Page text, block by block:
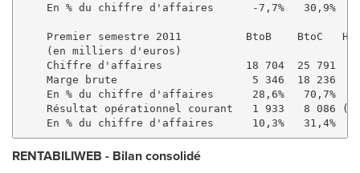
En % du chiffre d'affaires      -7,7%   30,9%
Premier semestre 2011          BtoB    BtoC
    (en milliers d'euros)
Chiffre d'affaires             18 704  25 791
Marge brute                     5 346  18 236
En % du chiffre d'affaires      28,6%   70,7%
Résultat opérationnel courant   1 933   8 086 (2
RENTABILIWEB - Bilan consolidé